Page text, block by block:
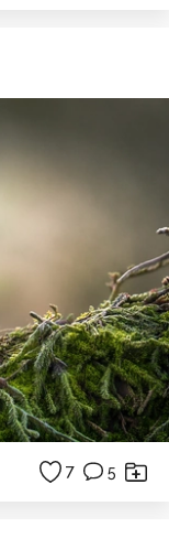
7 5